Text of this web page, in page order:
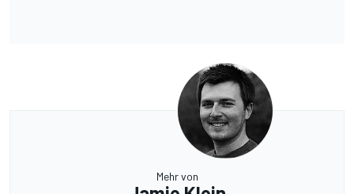
Mehr von